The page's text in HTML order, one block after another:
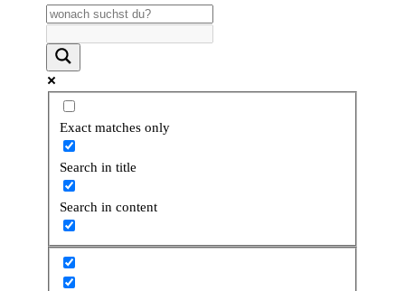
Exact matches only
Search in title
Search in content